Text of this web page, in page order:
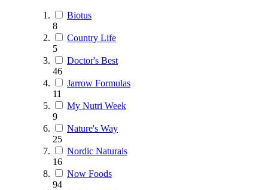
Biotus
8
Country Life
5
Doctor's Best
46
Jarrow Formulas
11
My Nutri Week
9
Nature's Way
25
Nordic Naturals
16
Now Foods
94